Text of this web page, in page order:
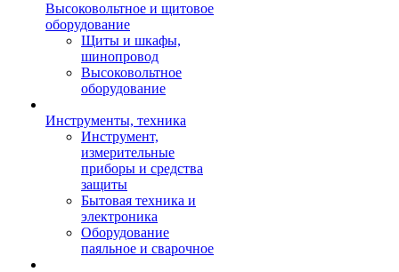
Высоковольтное и щитовое
оборудование
Щиты и шкафы,
шинопровод
Высоковольтное
оборудование
Инструменты, техника
Инструмент,
измерительные
приборы и средства
защиты
Бытовая техника и
электроника
Оборудование
паяльное и сварочное